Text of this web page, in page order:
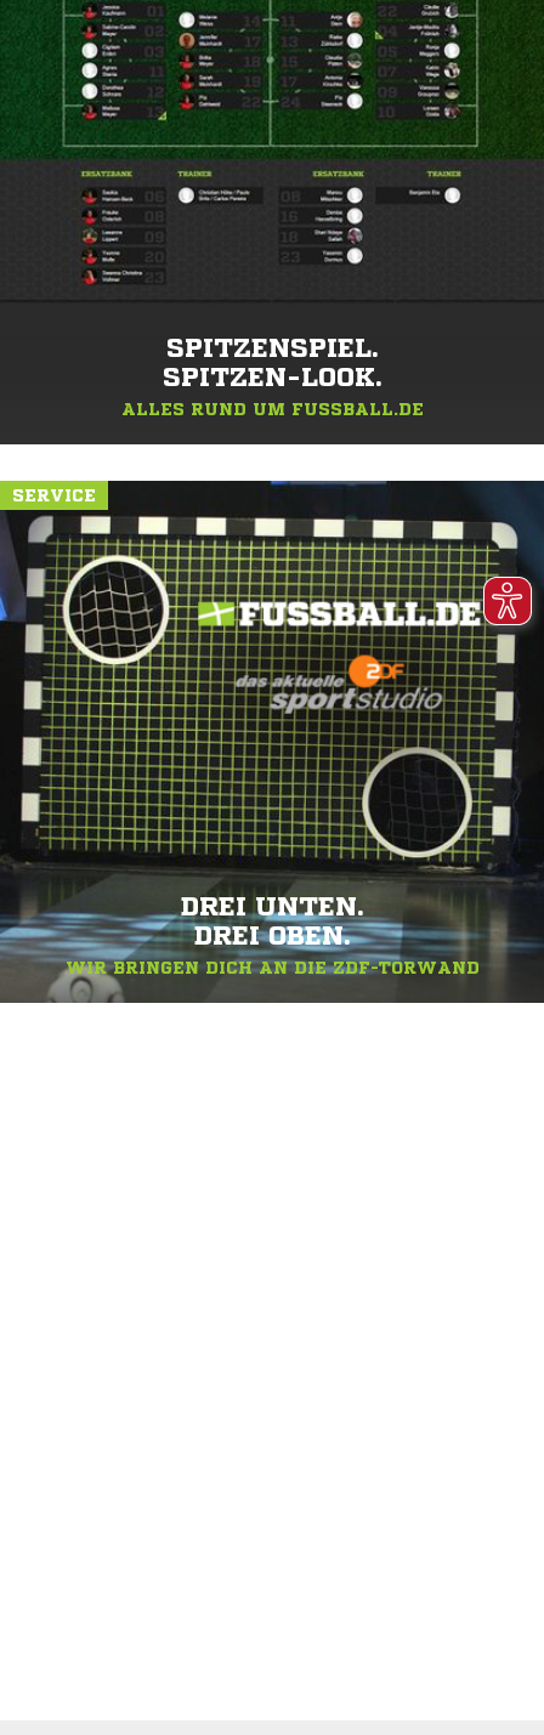
SPITZENSPIEL.
SPITZEN-LOOK.
ALLES RUND UM FUSSBALL.DE
SERVICE
DREI UNTEN.
DREI OBEN.
WIR BRINGEN DICH AN DIE ZDF-TORWAND